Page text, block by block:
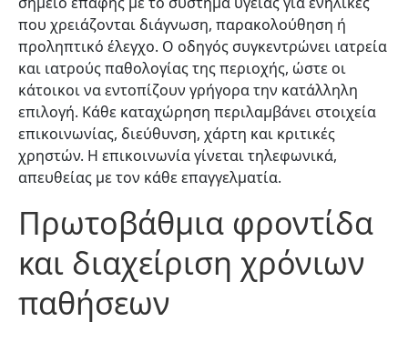
που χρειάζονται διάγνωση, παρακολούθηση ή
προληπτικό έλεγχο. Ο οδηγός συγκεντρώνει ιατρεία
και ιατρούς παθολογίας της περιοχής, ώστε οι
κάτοικοι να εντοπίζουν γρήγορα την κατάλληλη
επιλογή. Κάθε καταχώρηση περιλαμβάνει στοιχεία
επικοινωνίας, διεύθυνση, χάρτη και κριτικές
χρηστών. Η επικοινωνία γίνεται τηλεφωνικά,
απευθείας με τον κάθε επαγγελματία.
Πρωτοβάθμια φροντίδα
και διαχείριση χρόνιων
παθήσεων